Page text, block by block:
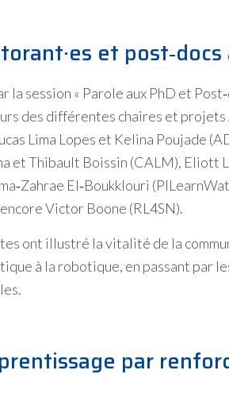
et
la session « Parole aux PhD et
des différentes chaires et
Lima Lopes et Kelina Poujade
et Thibault Boissin (CALM), Eliott
El‑Boukklouri
Victor Boone (RL4SN).
ont illustré la vitalité de la
à la robotique, en passant par
par